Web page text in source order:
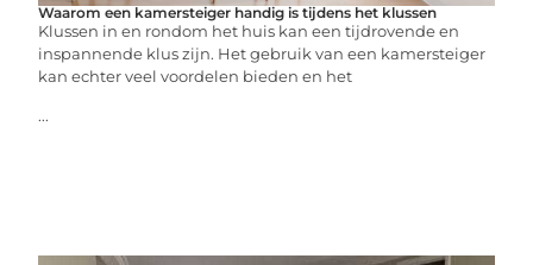
Waarom een kamersteiger handig is tijdens het klussen
Klussen in en rondom het huis kan een tijdrovende en
inspannende klus zijn. Het gebruik van een kamersteiger
kan echter veel voordelen bieden en het
...